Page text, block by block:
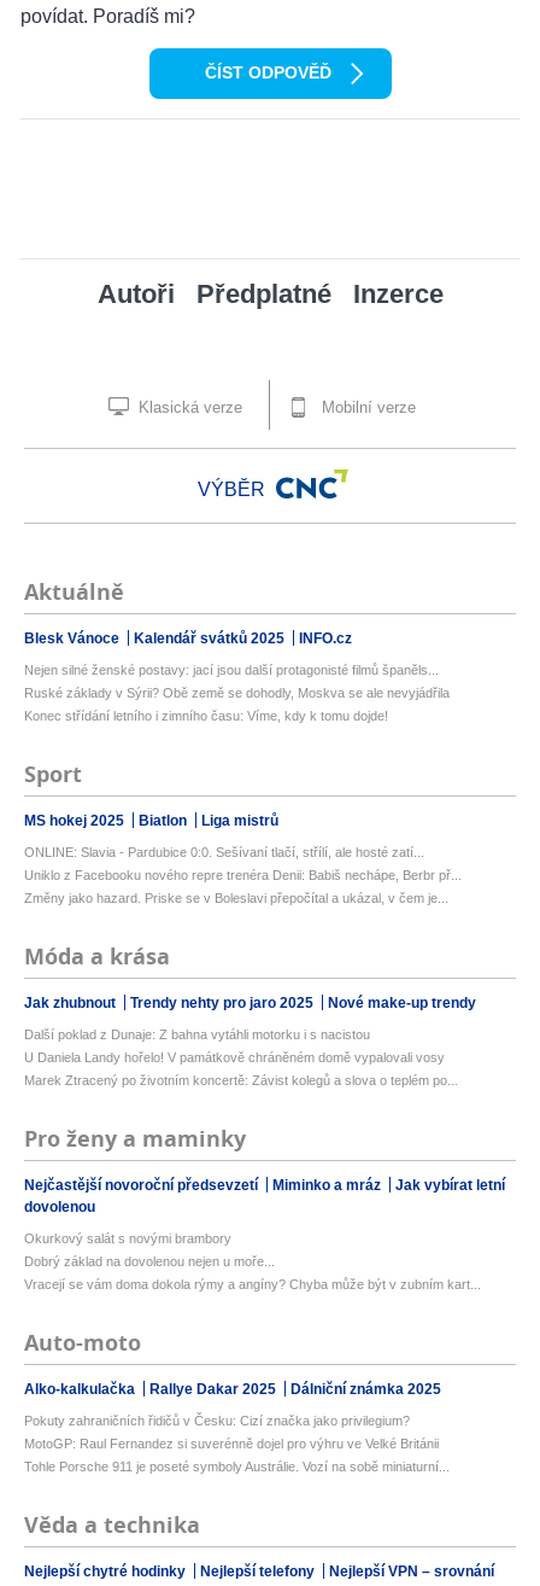
povídat. Poradíš mi?
ČÍST ODPOVĚĎ
Autoři Předplatné Inzerce
Klasická verze Mobilní verze
VÝBĚR
Aktuálně
Blesk Vánoce Kalendář svátků 2025 INFO.cz
Nejen silné ženské postavy: jací jsou další protagonisté filmů španěls...
Ruské základy v Sýrii? Obě země se dohodly, Moskva se ale nevyjádřila
Konec střídání letního i zimního času: Víme, kdy k tomu dojde!
Sport
MS hokej 2025 Biatlon Liga mistrů
ONLINE: Slavia - Pardubice 0:0. Sešívaní tlačí, střílí, ale hosté zatí...
Uniklo z Facebooku nového repre trenéra Denii: Babiš nechápe, Berbr př...
Změny jako hazard. Priske se v Boleslavi přepočítal a ukázal, v čem je...
Móda a krása
Jak zhubnout Trendy nehty pro jaro 2025 Nové make-up trendy
Další poklad z Dunaje: Z bahna vytáhli motorku i s nacistou
U Daniela Landy hořelo! V památkově chráněném domě vypalovali vosy
Marek Ztracený po životním koncertě: Závist kolegů a slova o teplém po...
Pro ženy a maminky
Nejčastější novoroční předsevzetí Miminko a mráz
Jak vybírat letní
dovolenou
Okurkový salát s novými brambory
Dobrý základ na dovolenou nejen u moře...
Vracejí se vám doma dokola rýmy a angíny? Chyba může být v zubním kart...
Auto-moto
Alko-kalkulačka Rallye Dakar 2025 Dálniční známka 2025
Pokuty zahraničních řidičů v Česku: Cizí značka jako privilegium?
MotoGP: Raul Fernandez si suverénně dojel pro výhru ve Velké Británii
Tohle Porsche 911 je poseté symboly Austrálie. Vozí na sobě miniaturní...
Věda a technika
Nejlepší chytré hodinky Nejlepší telefony Nejlepší VPN – srovnání